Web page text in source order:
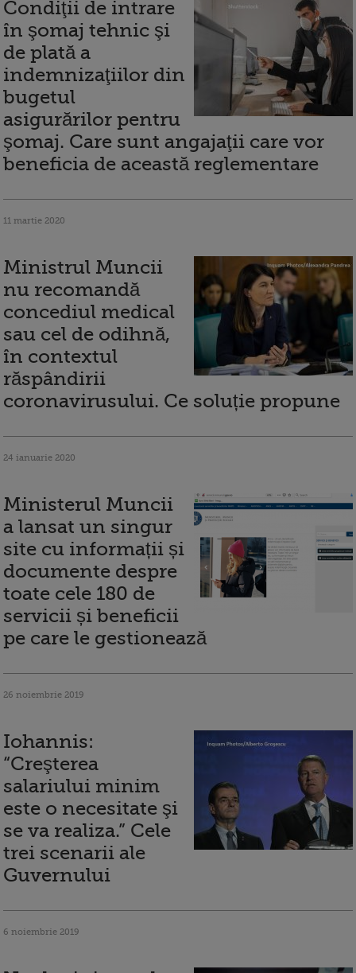
Condiţii de intrare
în şomaj tehnic şi
de plată a
indemnizaţiilor din
bugetul
asigurărilor pentru
şomaj. Care sunt angajaţii care vor
beneficia de această reglementare
11 martie 2020
Ministrul Muncii
nu recomandă
concediul medical
sau cel de odihnă,
în contextul
răspândirii
coronavirusului. Ce soluție propune
24 ianuarie 2020
Ministerul Muncii
a lansat un singur
site cu informații și
documente despre
toate cele 180 de
servicii și beneficii
pe care le gestionează
26 noiembrie 2019
Iohannis:
“Creşterea
salariului minim
este o necesitate şi
se va realiza.” Cele
trei scenarii ale
Guvernului
6 noiembrie 2019